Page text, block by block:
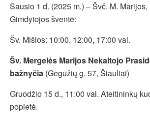
Sausio 1 d. (2025 m.) – Švč. M.
Gimdytojos šventė:
Šv. Mišios: 10:00, 12:00, 17:00 val.
Šv. Mergelės Marijos Nekaltojo
bažnyčia (Gegužių g. 57, Šiauliai)
Gruodžio 15 d., 11:00 val. Ateitininkų
popietė.